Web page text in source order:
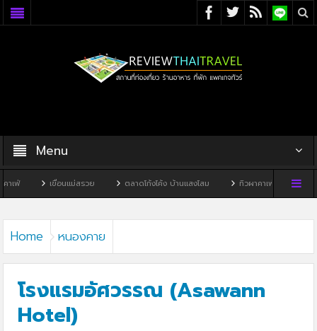
Menu
ขื่อนแม่สรวย ตลาดโก้งโค้ง บ้านแสงโสม ทิวผาคาเฟ่ บ้านพิพิธภัณฑ์ไทด
Home หนองคาย
โรงแรมอัศวรรณ (Asawann
Hotel)